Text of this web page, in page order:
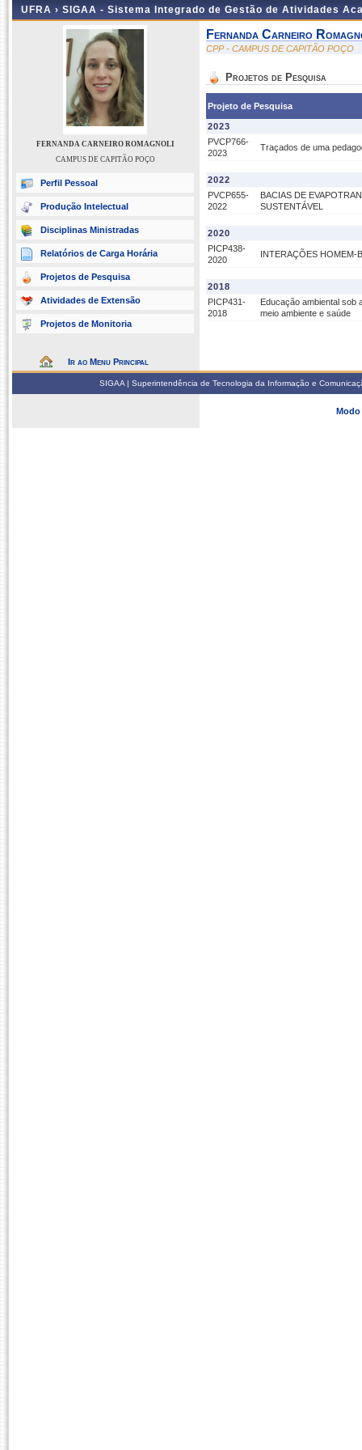
UFRA › SIGAA - Sistema Integrado de Gestão de Atividades
FERNANDA CARNEIRO ROMAGNOLI
CAMPUS DE CAPITÃO POÇO
Perfil Pessoal
Produção Intelectual
Disciplinas Ministradas
Relatórios de Carga Horária
Projetos de Pesquisa
Atividades de Extensão
Projetos de Monitoria
Ir ao Menu Principal
Fernanda Carneiro
CPP - CAMPUS DE CAPITÃO POÇO
Projetos de Pesquisa
Projeto de Pesquisa
2023
PVCP766-
2023
Traçados de uma
2022
PVCP655-
2022
BACIAS DE
SUSTENTÁVEL
2020
PICP438-
2020
INTERAÇÕES HOMEM-
2018
PICP431-
2018
Educação ambiental sob
meio ambiente e saúde
SIGAA | Superintendência de Tecnologia da Informação e
Modo